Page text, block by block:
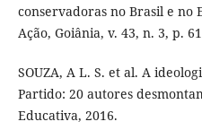
conservadoras no Brasil e no
Ação, Goiânia, v. 43, n. 3, p.
SOUZA, A L. S. et al. A
Partido: 20 autores
Educativa, 2016.